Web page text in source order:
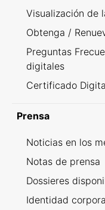
Visualización de
Obtenga /
Preguntas
digitales
Certificado
Prensa
Noticias en los
Notas de prensa
Dossieres
Identidad